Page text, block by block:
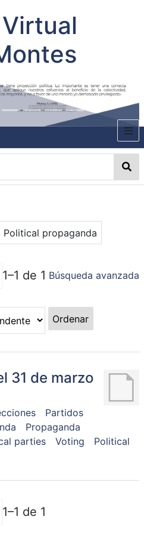
P. SEGUNDO MONTES
Political propaganda
1–1 de 1 Búsqueda avanzada
Ordenar
31 de marzo
Partidos
Propaganda
parties Voting
Political
1–1 de 1